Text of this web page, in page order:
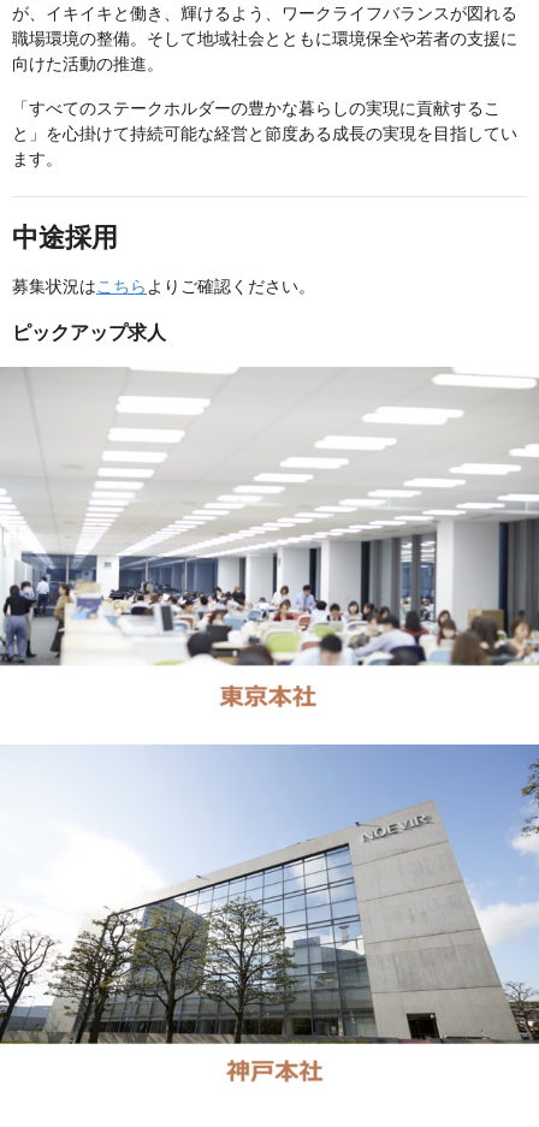
が、イキイキと働き、輝けるよう、ワークライフバランスが図れる
職場環境の整備。そして地域社会とともに環境保全や若者の支援に
向けた活動の推進。
「すべてのステークホルダーの豊かな暮らしの実現に貢献するこ
と」を心掛けて持続可能な経営と節度ある成長の実現を目指してい
ます。
中途採用
募集状況はこちら よりご確認ください。
ピックアップ求人